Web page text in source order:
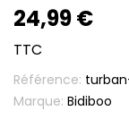
24,99 €
TTC
Référence:
Marque: Bidiboo